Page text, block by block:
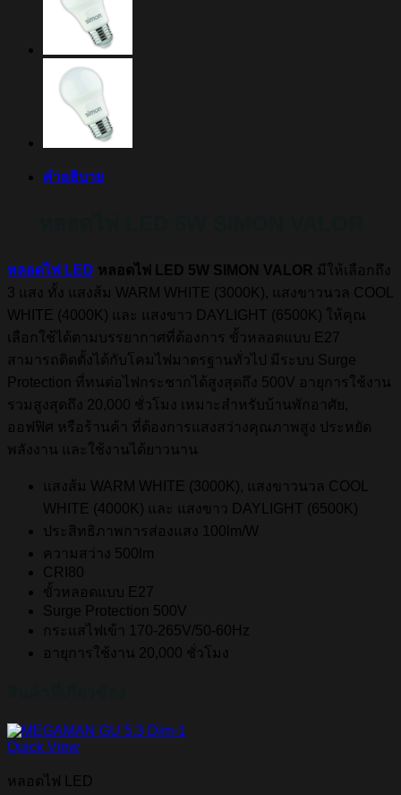
คำอธิบาย
หลอดไฟ LED หลอดไฟ LED 5W SIMON VALOR มีให้เลือกถึง
3 แสง ทั้ง แสงส้ม WARM WHITE (3000K), แสงขาวนวล COOL
WHITE (4000K) และ แสงขาว DAYLIGHT (6500K) ให้คุณ
เลือกใช้ได้ตามบรรยากาศที่ต้องการ ขั้วหลอดแบบ E27
สามารถติดตั้งได้กับโคมไฟมาตรฐานทั่วไป มีระบบ Surge
Protection ที่ทนต่อไฟกระชากได้สูงสุดถึง 500V อายุการใช้งาน
รวมสูงสุดถึง 20,000 ชั่วโมง เหมาะสำหรับบ้านพักอาศัย,
ออฟฟิศ หรือร้านค้า ที่ต้องการแสงสว่างคุณภาพสูง ประหยัด
พลังงาน และใช้งานได้ยาวนาน
แสงส้ม WARM WHITE (3000K), แสงขาวนวล COOL
WHITE (4000K) และ แสงขาว DAYLIGHT (6500K)
ประสิทธิภาพการส่องแสง 100lm/W
ความสว่าง 500lm
CRI80
ขั้วหลอดแบบ E27
Surge Protection 500V
กระแสไฟเข้า 170-265V/50-60Hz
อายุการใช้งาน 20,000 ชั่วโมง
Quick View
หลอดไฟ LED